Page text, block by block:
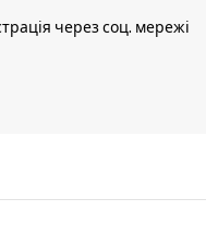
через соц. мережі